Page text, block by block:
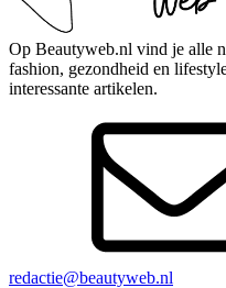
Op Beautyweb.nl vind je alle
fashion, gezondheid en
interessante artikelen.
redactie@beautyweb.nl